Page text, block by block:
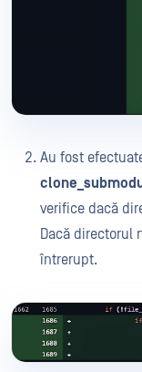
Au fost
verifice dacă
Dacă directorul
întrerupt.